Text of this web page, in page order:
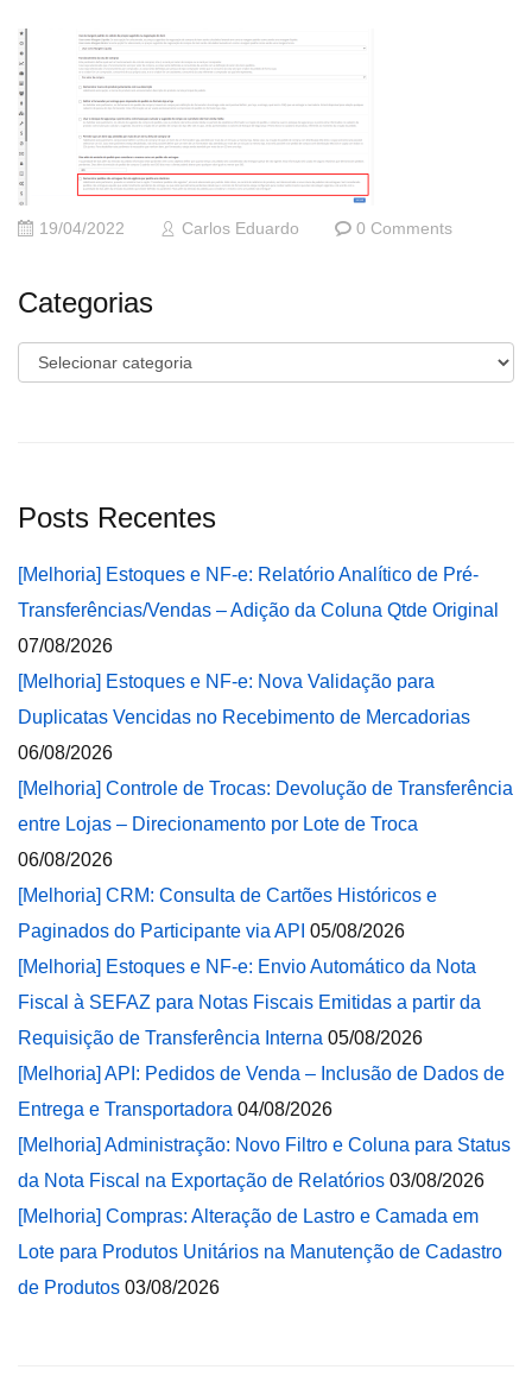
19/04/2022 Carlos Eduardo 0 Comments
Categorias
Categorias
Posts Recentes
[Melhoria] Estoques e NF-e: Relatório Analítico de Pré-
Transferências/Vendas – Adição da Coluna Qtde Original
07/08/2026
[Melhoria] Estoques e NF-e: Nova Validação para
Duplicatas Vencidas no Recebimento de Mercadorias
06/08/2026
[Melhoria] Controle de Trocas: Devolução de Transferência
entre Lojas – Direcionamento por Lote de Troca
06/08/2026
[Melhoria] CRM: Consulta de Cartões Históricos e
Paginados do Participante via API 05/08/2026
[Melhoria] Estoques e NF-e: Envio Automático da Nota
Fiscal à SEFAZ para Notas Fiscais Emitidas a partir da
Requisição de Transferência Interna 05/08/2026
[Melhoria] API: Pedidos de Venda – Inclusão de Dados de
Entrega e Transportadora 04/08/2026
[Melhoria] Administração: Novo Filtro e Coluna para Status
da Nota Fiscal na Exportação de Relatórios 03/08/2026
[Melhoria] Compras: Alteração de Lastro e Camada em
Lote para Produtos Unitários na Manutenção de Cadastro
de Produtos 03/08/2026